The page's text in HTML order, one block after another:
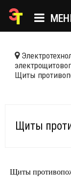
КАТАЛОГ
НОВОСТИ
Щиты
Щиты
Щиты